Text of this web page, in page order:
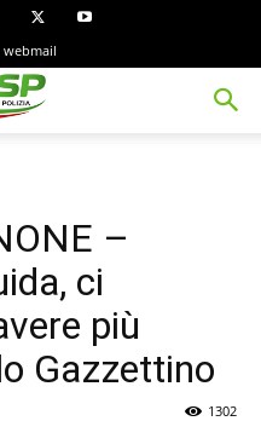
webmail
–
ci
più
Gazzettino
1302